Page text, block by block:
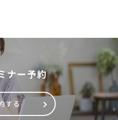
ナー予約
する